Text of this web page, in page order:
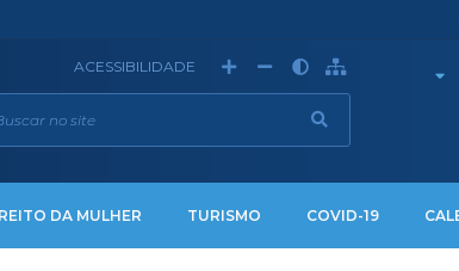
ACESSIBILIDADE
DA MULHER TURISMO COVID-19